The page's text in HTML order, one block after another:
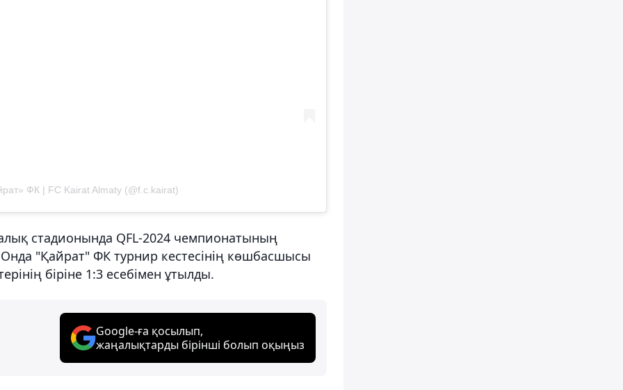
ФК | FC Kairat Almaty (@f.c.kairat)
стадионында QFL-2024 чемпионатының
"Қайрат" ФК турнир кестесінің көшбасшысы
біріне 1:3 есебімен ұтылды.
Google-ға қосылып,
жаңалықтарды бірінші болып оқыңыз